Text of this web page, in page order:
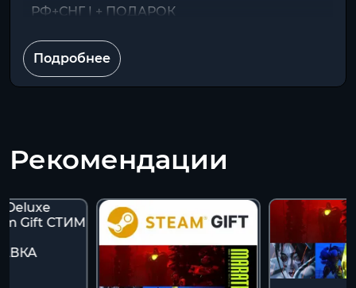
РФ+СНГ | + ПОДАРОК
Подробнее
Рекомендации